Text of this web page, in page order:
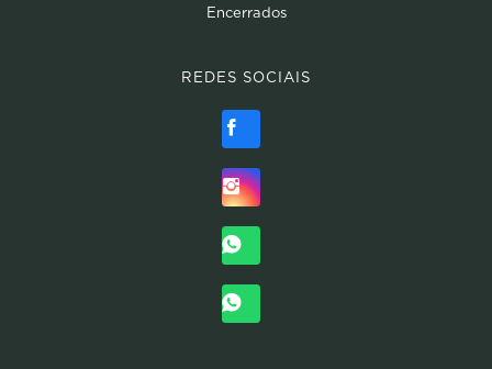
Encerrados
REDES SOCIAIS